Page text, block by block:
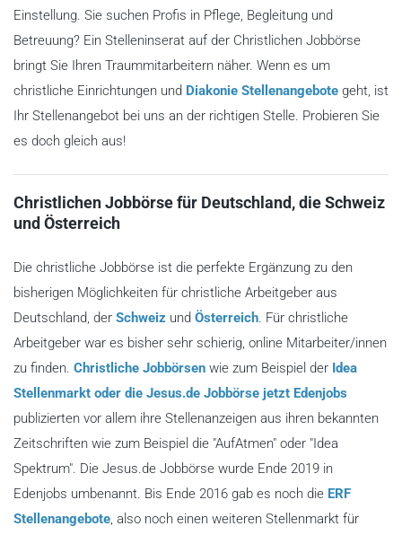
Einstellung. Sie suchen Profis in Pflege, Begleitung und
Betreuung? Ein Stelleninserat auf der Christlichen Jobbörse
bringt Sie Ihren Traummitarbeitern näher. Wenn es um
christliche Einrichtungen und Diakonie Stellenangebote geht, ist
Ihr Stellenangebot bei uns an der richtigen Stelle. Probieren Sie
es doch gleich aus!
Christlichen Jobbörse für Deutschland, die Schweiz
und Österreich
Die christliche Jobbörse ist die perfekte Ergänzung zu den
bisherigen Möglichkeiten für christliche Arbeitgeber aus
Deutschland, der Schweiz und Österreich. Für christliche
Arbeitgeber war es bisher sehr schierig, online Mitarbeiter/innen
zu finden. Christliche Jobbörsen wie zum Beispiel der Idea
Stellenmarkt oder die Jesus.de Jobbörse jetzt Edenjobs
publizierten vor allem ihre Stellenanzeigen aus ihren bekannten
Zeitschriften wie zum Beispiel die "AufAtmen" oder "Idea
Spektrum". Die Jesus.de Jobbörse wurde Ende 2019 in
Edenjobs umbenannt. Bis Ende 2016 gab es noch die ERF
Stellenangebote, also noch einen weiteren Stellenmarkt für